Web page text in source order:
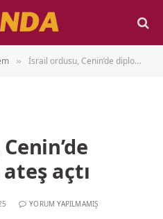
» İsrail ordusu, Cenin’de diplomatlara ateş açtı
açtı
YORUM YAPILMAMIŞ